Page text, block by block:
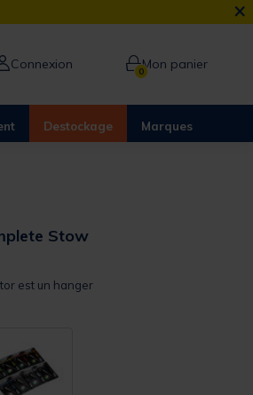
×
Connexion 0Mon panier
Destockage Marques
Stow
est un hanger